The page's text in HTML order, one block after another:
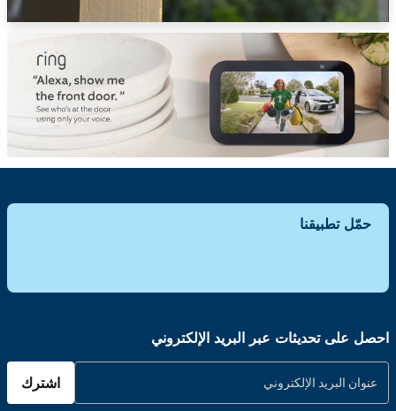
حمّل تطبيقنا
احصل على تحديثات عبر البريد الإلكتروني
اشترك